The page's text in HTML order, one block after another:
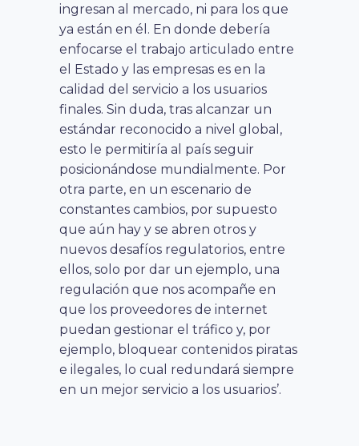
ingresan al mercado, ni para los que
ya están en él. En donde debería
enfocarse el trabajo articulado entre
el Estado y las empresas es en la
calidad del servicio a los usuarios
finales. Sin duda, tras alcanzar un
estándar reconocido a nivel global,
esto le permitiría al país seguir
posicionándose mundialmente. Por
otra parte, en un escenario de
constantes cambios, por supuesto
que aún hay y se abren otros y
nuevos desafíos regulatorios, entre
ellos, solo por dar un ejemplo, una
regulación que nos acompañe en
que los proveedores de internet
puedan gestionar el tráfico y, por
ejemplo, bloquear contenidos piratas
e ilegales, lo cual redundará siempre
en un mejor servicio a los usuarios’.